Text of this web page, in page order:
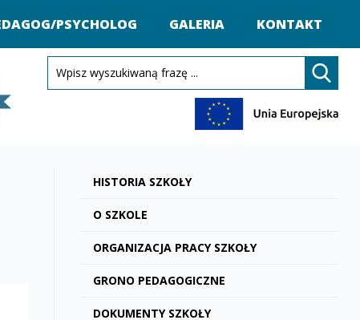
PSYCHOLOG GALERIA KONTAKT
HISTORIA SZKOŁY
O SZKOLE
ORGANIZACJA PRACY SZKOŁY
GRONO PEDAGOGICZNE
DOKUMENTY SZKOŁY